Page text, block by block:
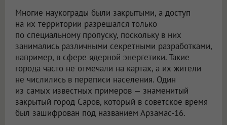
Многие наукограды были закрытыми, а доступ
на их территории разрешался только
по специальному пропуску, поскольку в них
занимались различными секретными разработками,
например, в сфере ядерной энергетики. Такие
города часто не отмечали на картах, а их жители
не числились в переписи населения. Один
из самых известных примеров — знаменитый
закрытый город Саров, который в советское время
был зашифрован под названием Арзамас-16.